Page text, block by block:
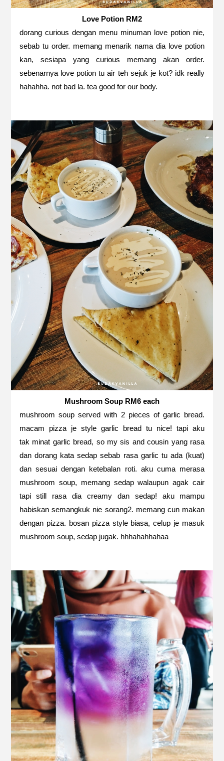
Love Potion RM2
dorang curious dengan menu minuman love potion nie,
sebab tu order. memang menarik nama dia love potion
kan, sesiapa yang curious memang akan order.
sebenarnya love potion tu air teh sejuk je kot? idk really
hahahha. not bad la. tea good for our body.
Mushroom Soup RM6 each
mushroom soup served with 2 pieces of garlic bread.
macam pizza je style garlic bread tu nice! tapi aku
tak minat garlic bread, so my sis and cousin yang rasa
dan dorang kata sedap sebab rasa garlic tu ada (kuat)
dan sesuai dengan ketebalan roti. aku cuma merasa
mushroom soup, memang sedap walaupun agak cair
tapi still rasa dia creamy dan sedap! aku mampu
habiskan semangkuk nie sorang2. memang cun makan
dengan pizza. bosan pizza style biasa, celup je masuk
mushroom soup, sedap jugak. hhhahahhahaa